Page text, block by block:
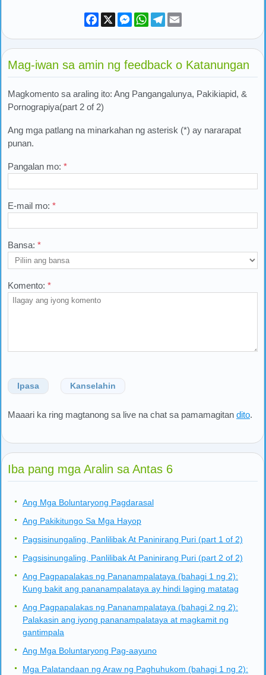
Facebook
X Messenger
WhatsApp
Telegram
Mag-iwan sa amin ng feedback o Katanungan
Magkomento sa araling ito: Ang Pangangalunya, Pakikiapid, &
Pornograpiya(part 2 of 2)
Ang mga patlang na minarkahan ng asterisk (*) ay nararapat
punan.
Pangalan mo: *
E-mail mo: *
Bansa: *
Komento: *
Ipasa Kanselahin
Maaari ka ring magtanong sa live na chat sa pamamagitan dito.
Iba pang mga Aralin sa Antas 6
Ang Mga Boluntaryong Pagdarasal
Ang Pakikitungo Sa Mga Hayop
Pagsisinungaling, Panlilibak At Paninirang Puri (part 1 of 2)
Pagsisinungaling, Panlilibak At Paninirang Puri (part 2 of 2)
Ang Pagpapalakas ng Pananampalataya (bahagi 1 ng 2):
Kung bakit ang pananampalataya ay hindi laging matatag
Ang Pagpapalakas ng Pananampalataya (bahagi 2 ng 2):
Palakasin ang iyong pananampalataya at magkamit ng
gantimpala
Ang Mga Boluntaryong Pag-aayuno
Mga Palatandaan ng Araw ng Paghuhukom (bahagi 1 ng 2):